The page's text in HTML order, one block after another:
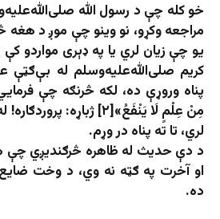
خو کله چې د رسول الله
مراجعه وکړو، نو وینو چې موږ د
یو چې زیان لري یا په ډېری مواردو
کریم صلی‌الله‌علیه‌وسلم له بې‌ګټې
پناه وروړې ده، لکه څرنګه چې
مِنْ عِلْمٍ لَا يَنْفَعُ»[۲] ژباړه:
لري، تا ته پناه در وړم.
د دې حدیث له ظاهره څرګندیږي چې
او آخرت په ګټه نه وي، د وخت
ده.